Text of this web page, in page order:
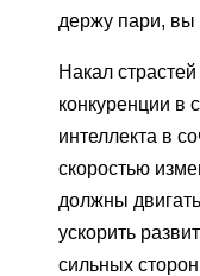
держу пари, вы
Накал
конкуренции в
интеллекта в
скоростью
должны
ускорить
сильных